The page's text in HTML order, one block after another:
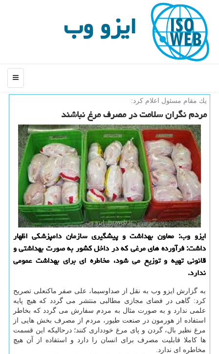
ایزو وب
منو
یك مقام مسئول اعلام كرد:
مردم نگران سلامت در مصرف مرغ نباشند
ایزو وب: معاون بهداشت و پیشگیری سازمان دامپزشكی اظهار
داشت: فرآورده های مرغی كه در داخل كشور به صورت بهداشتی و
قانونی تهیه و توزیع می شود، مخاطره ای برای بهداشت عمومی
ندارد.
به گزارش ایزو وب به نقل از صداوسیما، علی صفر ماكنعلی تصریح
كرد: گاهی در فضای مجازی مطالبی منتشر می گردد كه هیچ پایه
علمی ندارد و به صورت مثال به مردم سفارش می گردد كه بخاطر
استفاده از هورمون در صنعت طیور، مردم از مصرف بخش هایی از
مرغ نظیر بال، گردن و پای مرغ خودداری كنند؛ درحالیكه این قسمت
ها كاملا قابلیت مصرف برای انسان را دارد و استفاده از آن هیچ
مخاطره ای ندارد.